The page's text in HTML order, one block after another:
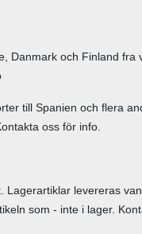
Danmark och Finland fra
till Spanien och flera
oss för info.
Lagerartiklar levereras
som - inte i lager.